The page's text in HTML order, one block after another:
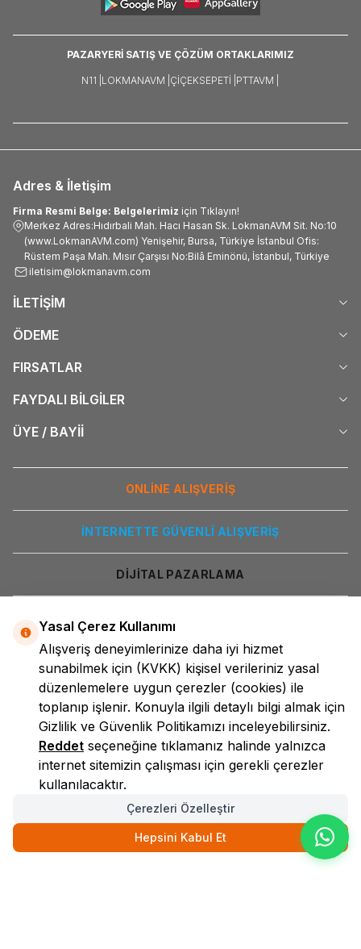
PAZARYERİ SATIŞ VE ÇÖZÜM ORTAKLARIMIZ
N11 | LOKMANAVM | ÇIÇEKSEPETI | PTTAVM |
Adres & İletişim
Firma Resmi Belge: Belgelerimiz için Tıklayın!
Merkez Adres:Hıdırbali Mah. Hacı Hasan Sk. LokmanAVM Sit. No:10
(www.LokmanAVM.com) Yenişehir, Bursa, Türkiye İstanbul Ofis:
Rüstem Paşa Mah. Mısır Çarşısı No:Bilâ Eminönü, İstanbul, Türkiye
iletisim@lokmanavm.com
İLETİŞİM
ÖDEME
FIRSATLAR
FAYDALI BİLGİLER
ÜYE / BAYİİ
ONLİNE ALIŞVERİŞ
İNTERNETTE GÜVENLİ ALIŞVERİŞ
DİJİTAL PAZARLAMA
LokmanAVM
Yasal Çerez Kullanımı
Alışveriş deneyimlerinize daha iyi hizmet
sunabilmek için (KVKK) kişisel verileriniz yasal
düzenlemelere uygun çerezler (cookies) ile
toplanıp işlenir. Konuyla ilgili detaylı bilgi almak için
Gizlilik ve Güvenlik Politikamızı inceleyebilirsiniz.
Reddet seçeneğine tıklamanız halinde yalnızca
internet sitemizin çalışması için gerekli çerezler
kullanılacaktır.
Çerezleri Özelleştir
Hepsini Kabul Et